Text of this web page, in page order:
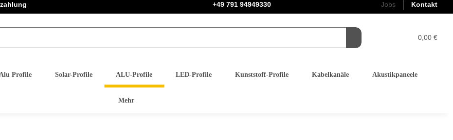
+49 791 94949330 Jobs Kontakt
0,00 €
Profile Solar-Profile ALU-Profile LED-Profile Kunststoff-Profile Kabelkanäle Akustikpaneele
Mehr